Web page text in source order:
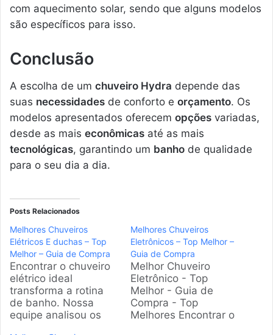
com aquecimento solar, sendo que alguns modelos
são específicos para isso.
Conclusão
A escolha de um chuveiro Hydra depende das
suas necessidades de conforto e orçamento. Os
modelos apresentados oferecem opções variadas,
desde as mais econômicas até as mais
tecnológicas, garantindo um banho de qualidade
para o seu dia a dia.
Posts Relacionados
Melhores Chuveiros
Elétricos E duchas – Top
Melhor – Guia de Compra
Encontrar o chuveiro
elétrico ideal
transforma a rotina
de banho. Nossa
equipe analisou os
Melhores Chuveiros
Eletrônicos – Top Melhor –
Guia de Compra
Melhor Chuveiro
Eletrônico - Top
Melhor - Guia de
Compra - Top
Melhores Encontrar o